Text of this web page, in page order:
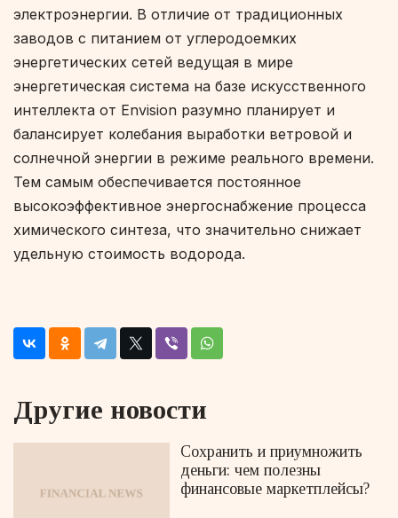
электроэнергии. В отличие от традиционных
заводов с питанием от углеродоемких
энергетических сетей ведущая в мире
энергетическая система на базе искусственного
интеллекта от Envision разумно планирует и
балансирует колебания выработки ветровой и
солнечной энергии в режиме реального времени.
Тем самым обеспечивается постоянное
высокоэффективное энергоснабжение процесса
химического синтеза, что значительно снижает
удельную стоимость водорода.
Другие новости
Сохранить и приумножить
деньги: чем полезны
финансовые маркетплейсы?